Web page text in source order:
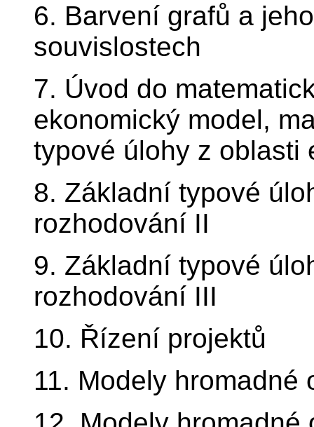
6. Barvení grafů a
souvislostech
7. Úvod do
ekonomický model,
typové úlohy z oblasti
8. Základní typové
rozhodování II
9. Základní typové
rozhodování III
10. Řízení projektů
11. Modely hromadné